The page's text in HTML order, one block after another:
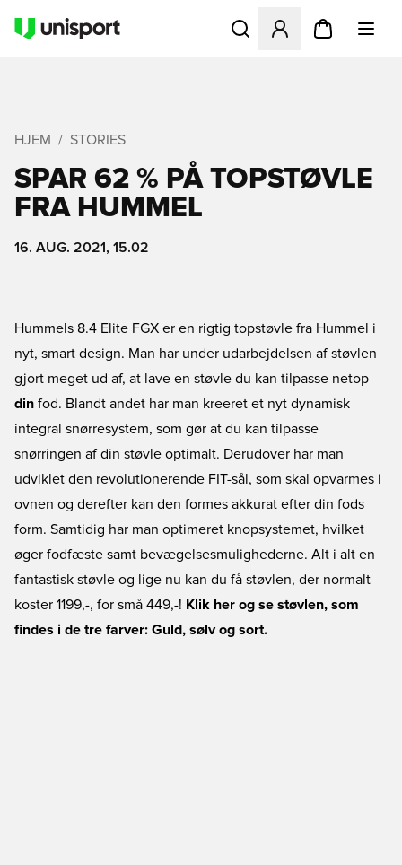
Åbner en Modal til at
HJEM STORIES
SPAR 62 % PÅ TOPSTØVLE
FRA HUMMEL
16. AUG. 2021, 15.02
Hummels 8.4 Elite FGX er en rigtig topstøvle fra Hummel i
nyt, smart design. Man har under udarbejdelsen af støvlen
gjort meget ud af, at lave en støvle du kan tilpasse netop
din fod. Blandt andet har man kreeret et nyt dynamisk
integral snørresystem, som gør at du kan tilpasse
snørringen af din støvle optimalt. Derudover har man
udviklet den revolutionerende FIT-sål, som skal opvarmes i
ovnen og derefter kan den formes akkurat efter din fods
form. Samtidig har man optimeret knopsystemet, hvilket
øger fodfæste samt bevægelsesmulighederne. Alt i alt en
fantastisk støvle og lige nu kan du få støvlen, der normalt
koster 1199,-, for små 449,-! Klik her og se støvlen, som
findes i de tre farver: Guld, sølv og sort.